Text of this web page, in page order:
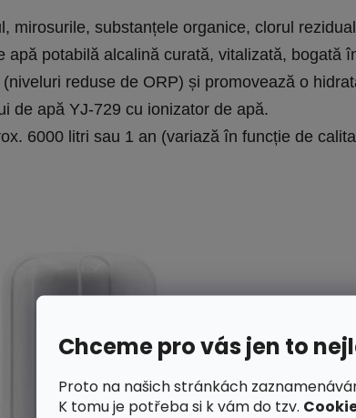
Chceme pro vás jen to
Proto na našich stránkách
K tomu je potřeba si k vám do tzv.
mirosurile, substanțele organice, clorul
apă potabilă alcalină curată, vitalizată, bogată
reduse de ORP) și promovează o
de apă YJ-729 cu ionizator de apă.
6000 litri sau 1 an (variază în funcție de